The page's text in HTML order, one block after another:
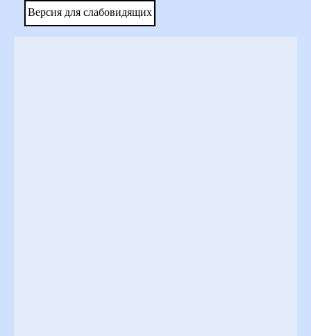
Версия для слабовидящих